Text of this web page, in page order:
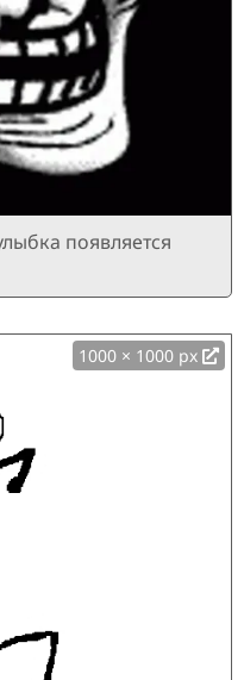
появляется
1000 × 1000 px